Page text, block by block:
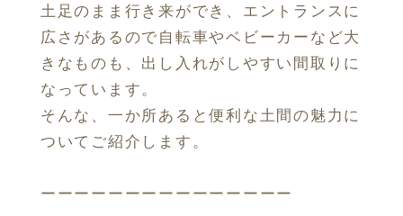
土足のまま行き来ができ、エントランスに
広さがあるので自転車やベビーカーなど大
きなものも、出し入れがしやすい間取りに
なっています。
そんな、一か所あると便利な土間の魅力に
ついてご紹介します。
ーーーーーーーーーーーーーーー